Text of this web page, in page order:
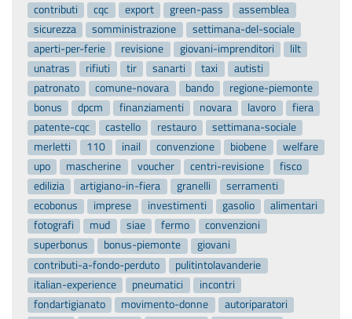
contributi
cqc export green-pass
assemblea
sicurezza
somministrazione
settimana-del-sociale
aperti-per-ferie
revisione giovani-imprenditori
lilt
unatras
rifiuti tir sanarti taxi
autisti
patronato
comune-novara bando
regione-piemonte
bonus
dpcm finanziamenti novara lavoro
fiera
patente-cqc
castello restauro
settimana-sociale
merletti
110 inail convenzione biobene
welfare
upo
mascherine voucher centri-revisione
fisco
edilizia
artigiano-in-fiera granelli
serramenti
ecobonus
imprese investimenti gasolio
alimentari
fotografi
mud siae fermo
convenzioni
superbonus
bonus-piemonte
giovani
contributi-a-fondo-perduto
pulitintolavanderie
italian-experience
pneumatici
incontri
fondartigianato
movimento-donne
autoriparatori